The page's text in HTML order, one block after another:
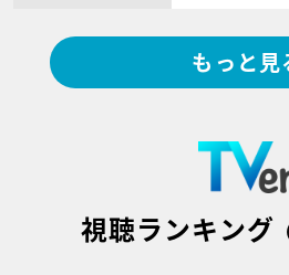
もっと見
視聴ランキング